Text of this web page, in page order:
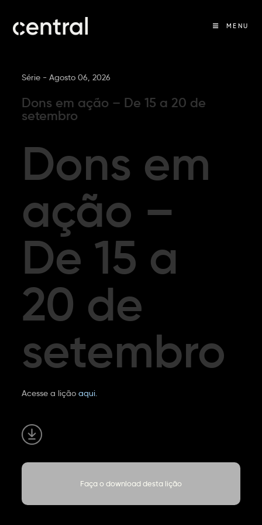
MENU
Série -Agosto 06, 2026
Dons em ação – De 15 a 20 de
setembro
Dons em
ação –
De 15 a
20 de
setembro
Acesse a liçãoaqui.
Faça o download desta lição